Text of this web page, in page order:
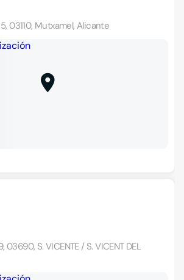
03110, Mutxamel, Alicante
S. VICENTE / S. VICENT DEL